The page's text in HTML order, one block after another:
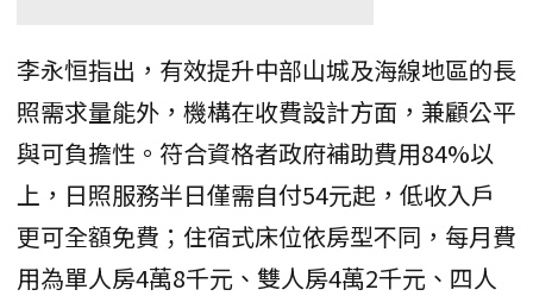
李永恒指出，有效提升中部山城及海線地區的長
照需求量能外，機構在收費設計方面，兼顧公平
與可負擔性。符合資格者政府補助費用84%以
上，日照服務半日僅需自付54元起，低收入戶
更可全額免費；住宿式床位依房型不同，每月費
用為單人房4萬8千元、雙人房4萬2千元、四人